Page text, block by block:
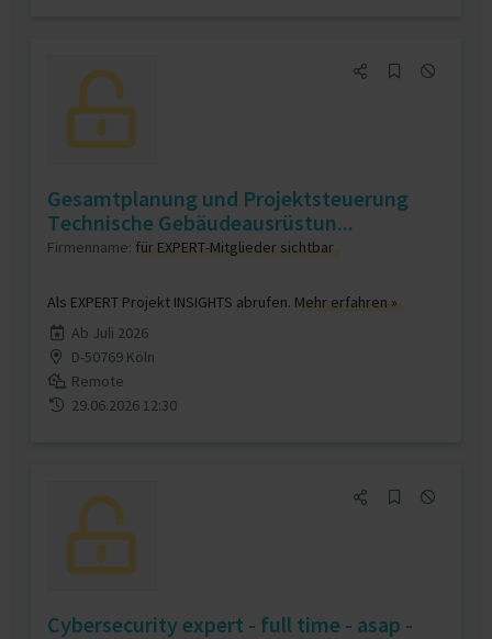
Gesamtplanung und Projektsteuerung
Technische Gebäudeausrüstun...
Firmenname: für EXPERT-Mitglieder sichtbar
Als EXPERT Projekt INSIGHTS abrufen. Mehr erfahren »
Ab Juli 2026
D-50769 Köln
Remote
29.06.2026 12:30
Cybersecurity expert - full time - asap -